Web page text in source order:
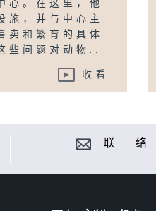
心。在这里，他
施，并与中心主
卖和繁育的具体
些问题对动物...
收看
联 络